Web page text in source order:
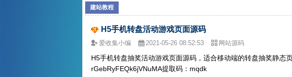
建站教程
H5手机转盘活动游戏页面源码
爱收集小编 2021-05-26 08:52:53 网站源码
H5手机转盘抽奖活动游戏页面源码，适合移动端的转盘抽奖静
rGebRyFEQk6jVNuMA提取码：mqdk